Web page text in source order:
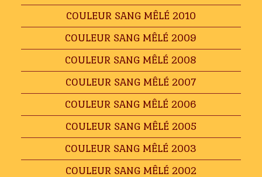
COULEUR SANG MÊLÉ 2010
COULEUR SANG MÊLÉ 2009
COULEUR SANG MÊLÉ 2008
COULEUR SANG MÊLÉ 2007
COULEUR SANG MÊLÉ 2006
COULEUR SANG MÊLÉ 2005
COULEUR SANG MÊLÉ 2003
COULEUR SANG MÊLÉ 2002